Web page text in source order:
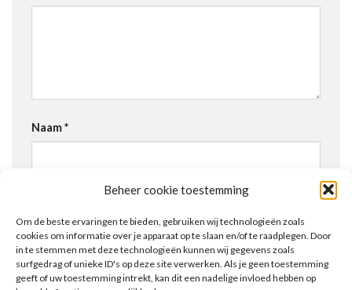
Beheer cookie toestemming
Om de beste ervaringen te bieden, gebruiken wij technologieën zoals
cookies om informatie over je apparaat op te slaan en/of te raadplegen. Door
in te stemmen met deze technologieën kunnen wij gegevens zoals
surfgedrag of unieke ID's op deze site verwerken. Als je geen toestemming
geeft of uw toestemming intrekt, kan dit een nadelige invloed hebben op
Naam*
Site